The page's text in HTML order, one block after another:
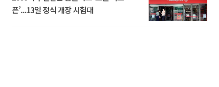
픈’...13일 정식 개장 시험대